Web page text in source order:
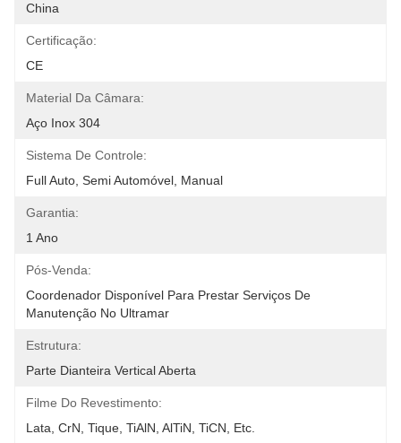
China
Certificação:
CE
Material Da Câmara:
Aço Inox 304
Sistema De Controle:
Full Auto, Semi Automóvel, Manual
Garantia:
1 Ano
Pós-Venda:
Coordenador Disponível Para Prestar Serviços De
Manutenção No Ultramar
Estrutura:
Parte Dianteira Vertical Aberta
Filme Do Revestimento:
Lata, CrN, Tique, TiAlN, AlTiN, TiCN, Etc.